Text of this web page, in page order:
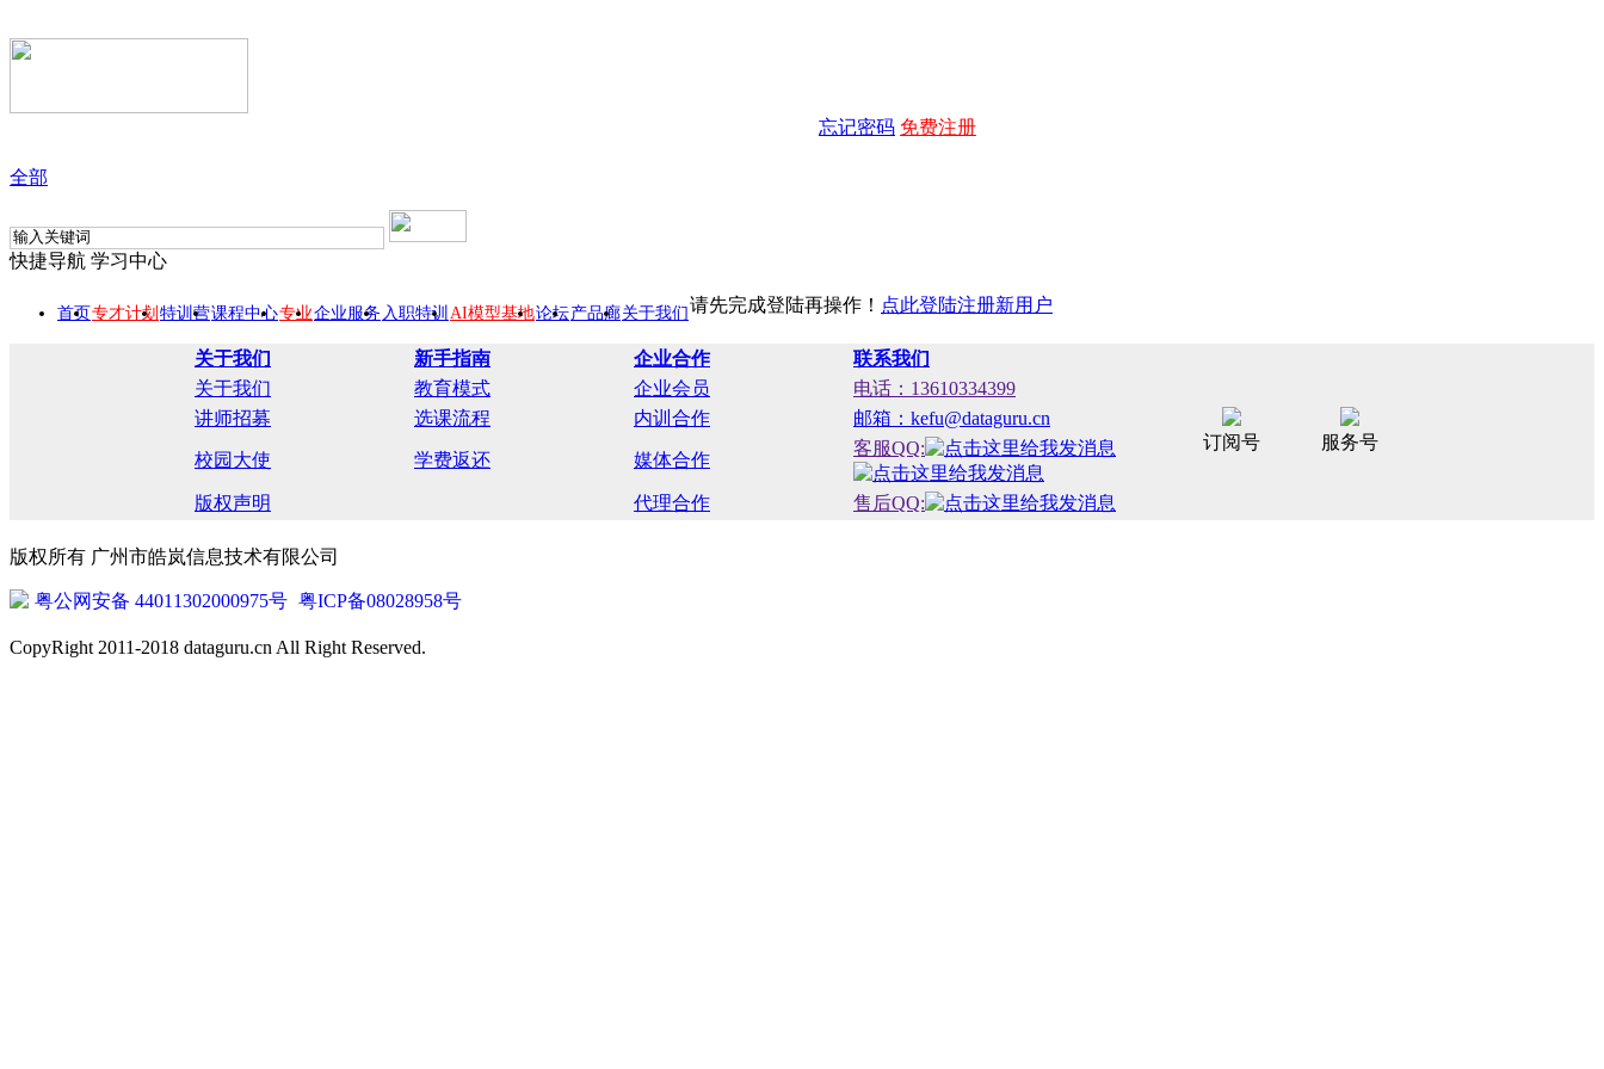
忘记密码 免费注册
全部
快捷导航 学习中心
首页专才计划 特训营课程中心专业企业服务 入职特训 AI模型基地论坛产品廊关于我们请先完成登陆再操作！ 点此登陆注册新用户
关于我们 新手指南 企业合作 联系我们
订阅号 服务号
关于我们 教育模式 企业会员
电话：13610334399
讲师招募
选课流程 内训合作 邮箱：kefu@dataguru.cn
校园大使 学费返还 媒体合作
客服QQ:
版权声明 代理合作 售后QQ:
版权所有 广州市皓岚信息技术有限公司
粤公网安备 44011302000975号 粤ICP备08028958号
CopyRight 2011-2018 dataguru.cn All Right Reserved.